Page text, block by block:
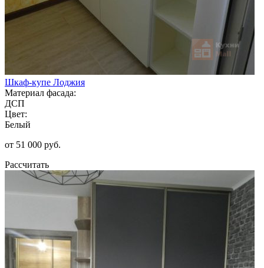
Шкаф-купе Лоджия
Материал фасада:
ДСП
Цвет:
Белый
от 51 000 руб.
Рассчитать